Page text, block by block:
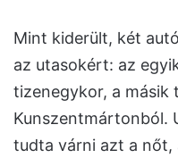
Mint kiderült, két
az utasokért: az
tizenegykor, a másik
Kunszentmártonból.
tudta várni azt a nőt,